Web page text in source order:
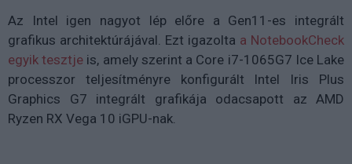
Az Intel igen nagyot lép előre a Gen11-es integrált
grafikus architektúrájával. Ezt igazolta a NotebookCheck
egyik tesztje is, amely szerint a Core i7-1065G7 Ice Lake
processzor teljesítményre konfigurált Intel Iris Plus
Graphics G7 integrált grafikája odacsapott az AMD
Ryzen RX Vega 10 iGPU-nak.